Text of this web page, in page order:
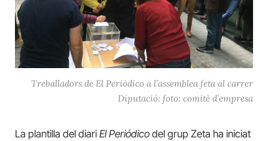
Treballadors de El Periódico a l’assemblea feta al carrer
Diputació: foto: comitè d’empresa
La plantilla del diari El Periódico del grup Zeta ha iniciat